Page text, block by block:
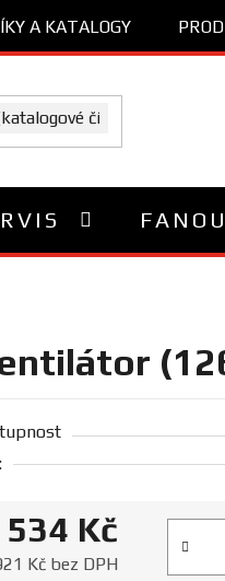
A KATALOGY
534 Kč
Kč bez DPH